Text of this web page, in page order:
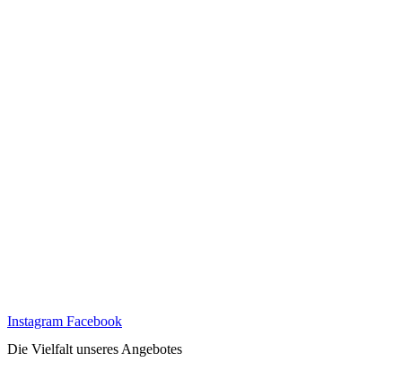
Instagram Facebook
Die Vielfalt unseres Angebotes